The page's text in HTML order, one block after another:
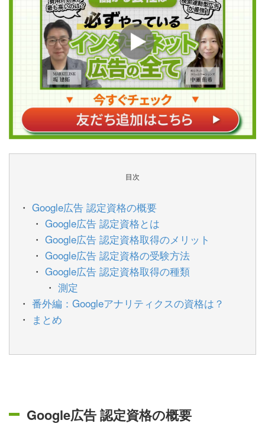
目次
Google広告 認定資格の概要
Google広告 認定資格とは
Google広告 認定資格取得のメリット
Google広告 認定資格の受験方法
Google広告 認定資格取得の種類
測定
番外編：Googleアナリティクスの資格は？
まとめ
Google広告 認定資格の概要